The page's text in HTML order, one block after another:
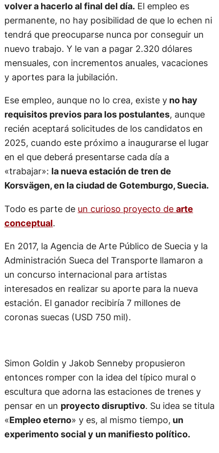
volver a hacerlo al final del día.El empleo es
permanente, no hay posibilidad de que lo echen ni
tendrá que preocuparse nunca por conseguir un
nuevo trabajo. Y le van a pagar 2.320 dólares
mensuales, con incrementos anuales, vacaciones
y aportes para la jubilación.
Ese empleo, aunque no lo crea, existe yno hay
requisitos previos para los postulantes, aunque
recién aceptará solicitudes de los candidatos en
2025, cuando este próximo a inaugurarse el lugar
en el que deberá presentarse cada día a
«trabajar»: la nueva estación de tren de
Korsvägen, en la ciudad de Gotemburgo, Suecia.
Todo es parte de un curioso proyecto de arte
conceptual.
En 2017, la Agencia de Arte Público de Suecia y la
Administración Sueca del Transporte llamaron a
un concurso internacional para artistas
interesados en realizar su aporte para la nueva
estación. El ganador recibiría 7 millones de
coronas suecas (USD 750 mil).
Simon Goldin y Jakob Senneby propusieron
entonces romper con la idea del típico mural o
escultura que adorna las estaciones de trenes y
pensar en un proyecto disruptivo. Su idea se titula
«Empleo eterno» y es, al mismo tiempo, un
experimento social y un manifiesto político.